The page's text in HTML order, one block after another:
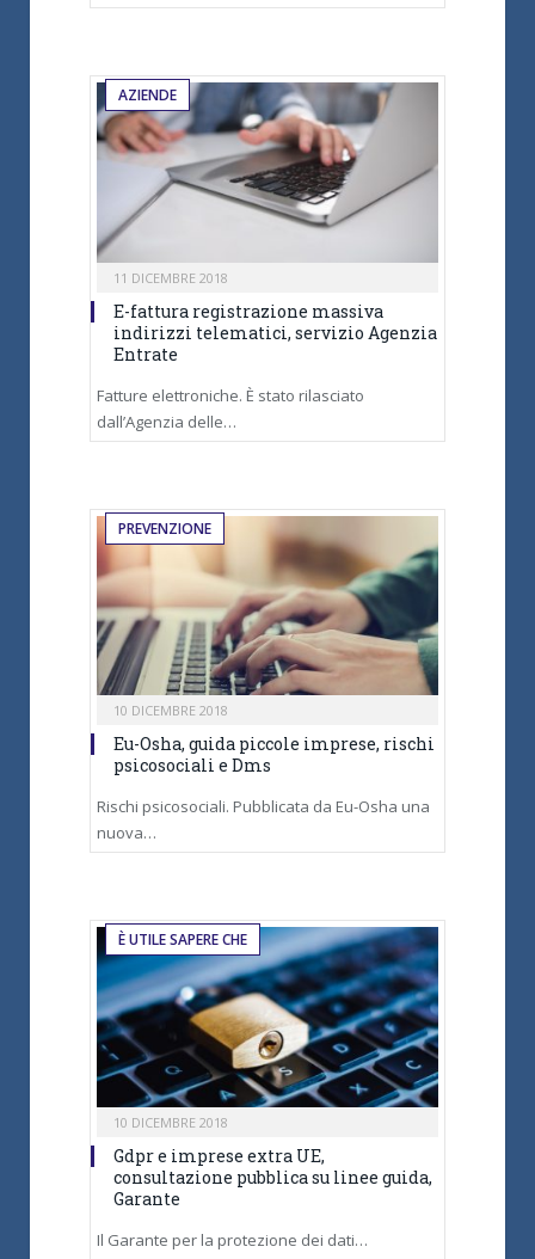
AZIENDE
11 DICEMBRE 2018
E-fattura registrazione massiva
indirizzi telematici, servizio Agenzia
Entrate
Fatture elettroniche. È stato rilasciato
dall’Agenzia delle…
PREVENZIONE
10 DICEMBRE 2018
Eu-Osha, guida piccole imprese, rischi
psicosociali e Dms
Rischi psicosociali. Pubblicata da Eu-Osha una
nuova…
È UTILE SAPERE CHE
10 DICEMBRE 2018
Gdpr e imprese extra UE,
consultazione pubblica su linee guida,
Garante
Il Garante per la protezione dei dati…